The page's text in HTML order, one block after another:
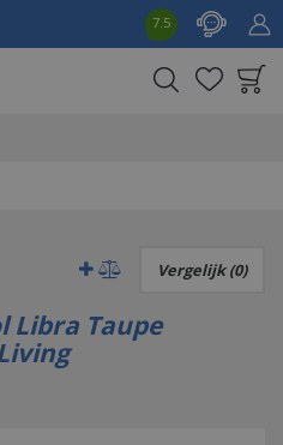
7.5
Vergelijk (0)
Libra Taupe